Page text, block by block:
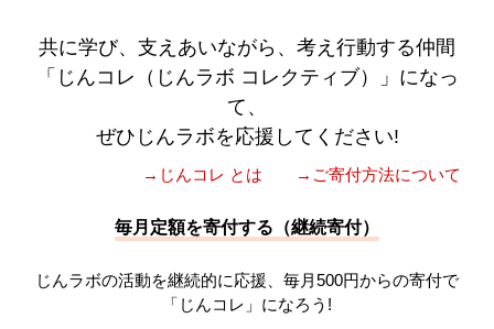
共に学び、支えあいながら、考え行動する仲間
「じんコレ（じんラボ コレクティブ）」になっ
て、
ぜひじんラボを応援してください!
→じんコレ とは →ご寄付方法について
毎月定額を寄付する（継続寄付）
じんラボの活動を継続的に応援、毎月500円からの寄付で
「じんコレ」になろう!